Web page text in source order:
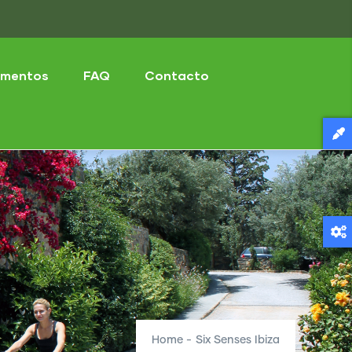
FAQ Contacto
Home - Six Senses Ibiza